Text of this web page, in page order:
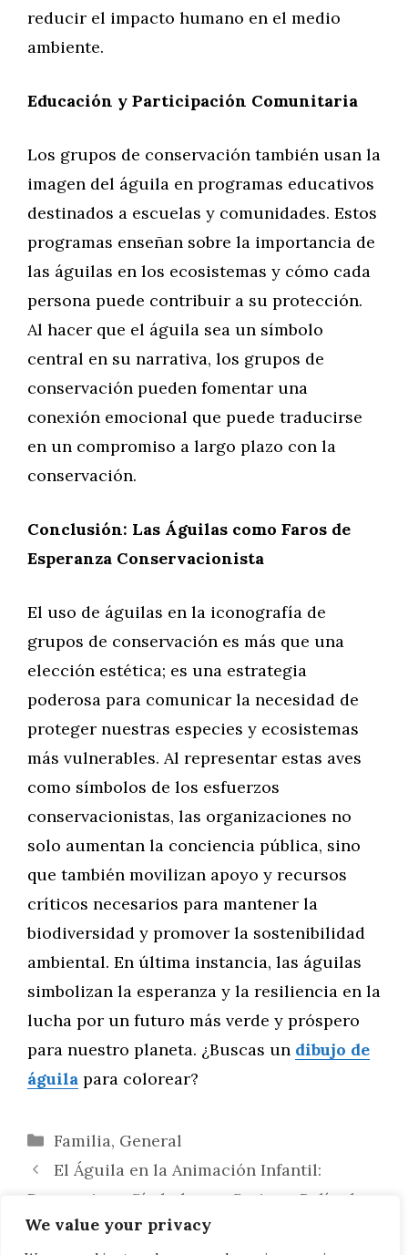
We value your privacy
reducir el impacto humano en el medio
ambiente.
Educación y Participación Comunitaria
Los grupos de conservación también usan la
imagen del águila en programas educativos
destinados a escuelas y comunidades. Estos
programas enseñan sobre la importancia de
las águilas en los ecosistemas y cómo cada
persona puede contribuir a su protección.
Al hacer que el águila sea un símbolo
central en su narrativa, los grupos de
conservación pueden fomentar una
conexión emocional que puede traducirse
en un compromiso a largo plazo con la
conservación.
Conclusión: Las Águilas como Faros de
Esperanza Conservacionista
El uso de águilas en la iconografía de
grupos de conservación es más que una
elección estética; es una estrategia
poderosa para comunicar la necesidad de
proteger nuestras especies y ecosistemas
más vulnerables. Al representar estas aves
como símbolos de los esfuerzos
conservacionistas, las organizaciones no
solo aumentan la conciencia pública, sino
que también movilizan apoyo y recursos
críticos necesarios para mantener la
biodiversidad y promover la sostenibilidad
ambiental. En última instancia, las águilas
simbolizan la esperanza y la resiliencia en la
lucha por un futuro más verde y próspero
para nuestro planeta. ¿Buscas un dibujo de
águila para colorear?
Categorías
Familia, General
El Águila en la Animación Infantil:
Personajes y Símbolos en Series y Películas
Águilas en Diseño de Etiquetas y